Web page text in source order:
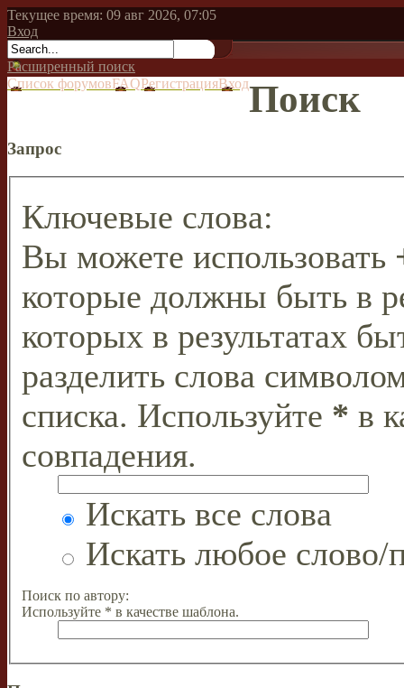
Текущее время: 09 авг 2026, 07:05
Вход
Расширенный поиск
Список форумовFAQРегистрацияВходПоиск
Запрос
Ключевые слова:
Вы можете использовать
которые должны быть в
которых в результатах
разделить слова
списка. Используйте * в
совпадения.
Искать все слова
Искать любое слово/
Поиск по автору:
Используйте * в качестве шаблона.